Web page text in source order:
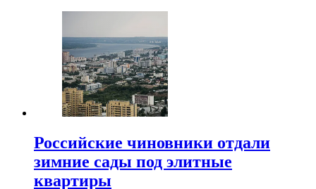
Российские чиновники отдали
зимние сады под элитные
квартиры